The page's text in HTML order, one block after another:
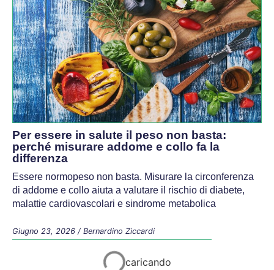
Per essere in salute il peso non basta:
perché misurare addome e collo fa la
differenza
Essere normopeso non basta. Misurare la circonferenza
di addome e collo aiuta a valutare il rischio di diabete,
malattie cardiovascolari e sindrome metabolica
Giugno 23, 2026 / Bernardino Ziccardi